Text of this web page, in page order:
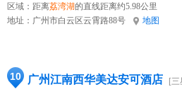
区域：距离荔湾湖的直线距离约5.98公里
地址： 广州市白云区云霄路88号 地图
10 广州江南西华美达安可酒店
[